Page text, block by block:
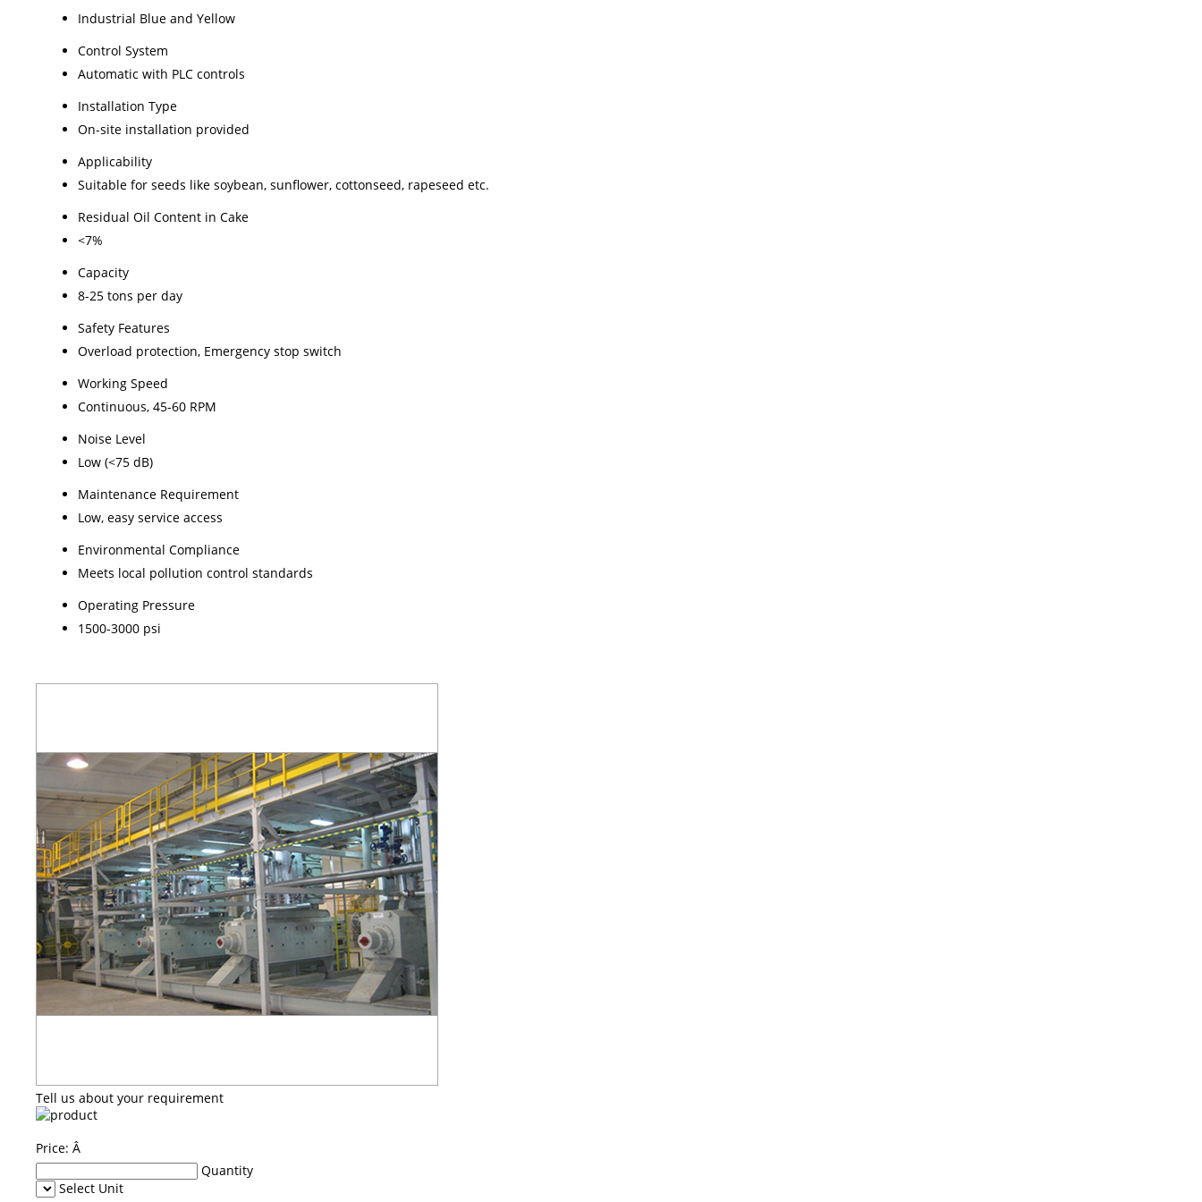
Industrial Blue and Yellow
Control System
Automatic with PLC controls
Installation Type
On-site installation provided
Applicability
Suitable for seeds like soybean, sunflower, cottonseed, rapeseed etc.
Residual Oil Content in Cake
<7%
Capacity
8-25 tons per day
Safety Features
Overload protection, Emergency stop switch
Working Speed
Continuous, 45-60 RPM
Noise Level
Low (<75 dB)
Maintenance Requirement
Low, easy service access
Environmental Compliance
Meets local pollution control standards
Operating Pressure
1500-3000 psi
Tell us about your requirement
Price: Â
Quantity
Select Unit